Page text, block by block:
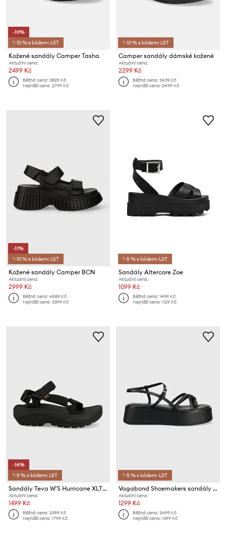
-10%
*-10 % s kódem: LST
Kožené sandály Camper Tasha
Aktuální cena:
2499 Kč
Běžná cena:3829 Kč
Nejnižší cena:2799 Kč
*-10 % s kódem: LST
Camper sandály dámské kožené
Aktuální cena:
2299 Kč
Běžná cena:3439 Kč
Nejnižší cena:2499 Kč
-11%
*-10 % s kódem: LST
Kožené sandály Camper BCN
Aktuální cena:
2999 Kč
Běžná cena:4589 Kč
Nejnižší cena:3399 Kč
*-5 % s kódem: LST
Sandály Altercore Zoe
Aktuální cena:
1099 Kč
Běžná cena:1499 Kč
Nejnižší cena:1129 Kč
-16%
*-5 % s kódem: LST
Sandály Teva W'S Hurricane XLT2 Ampsole
Aktuální cena:
1499 Kč
Běžná cena:2399 Kč
Nejnižší cena:1799 Kč
*-5 % s kódem: LST
Vagabond Shoemakers sandály dámské kožené
Aktuální cena:
1299 Kč
Běžná cena:2499 Kč
Nejnižší cena:1399 Kč